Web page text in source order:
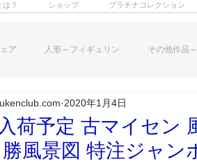
は？ ショップ プラチナコレクション
ア 人形～フィギュリン その他作品
せなど
荷予定 古マイセン
風景図 特注ジャ
2020年1月4日